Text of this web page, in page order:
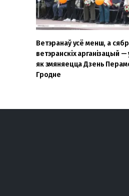
Ветэранаў усё менш, а
ветэранскіх арганізацый
як змяняецца Дзень
Гродне